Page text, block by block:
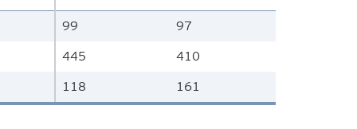
99
97
445
410
118
161